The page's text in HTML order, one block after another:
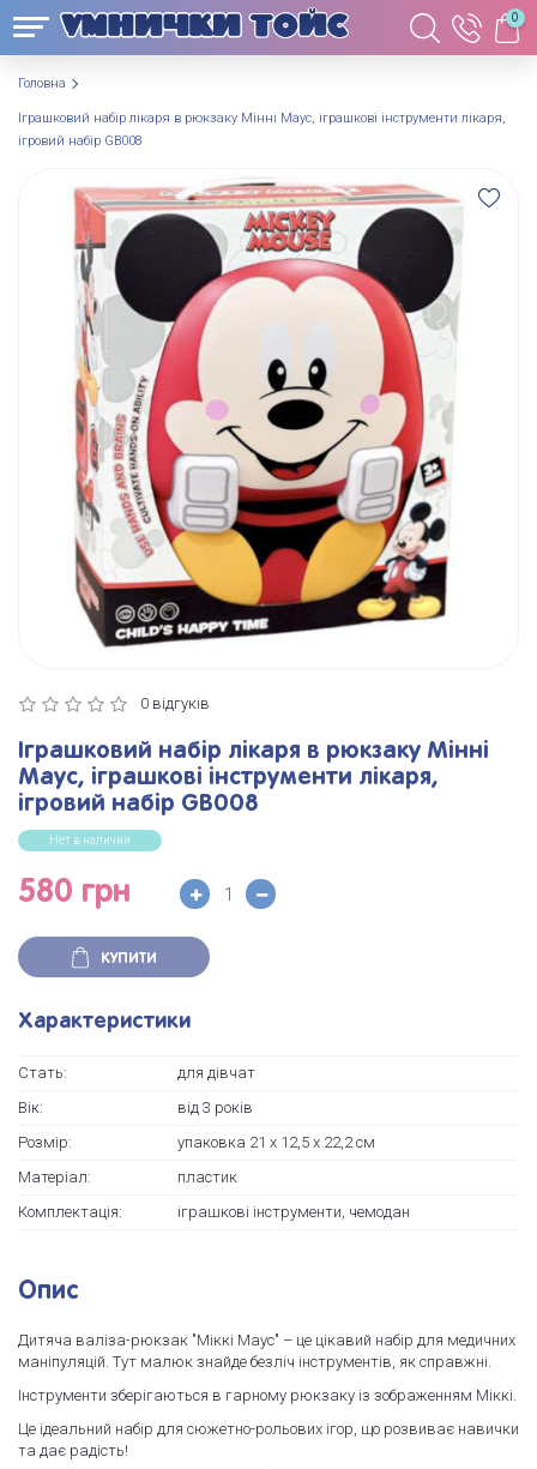
0
Головна
Іграшковий набір лікаря в рюкзаку Мінні Маус, іграшкові інструменти лікаря,
ігровий набір GB008
0 відгуків
Іграшковий набір лікаря в рюкзаку Мінні
Маус, іграшкові інструменти лікаря,
ігровий набір GB008
Нет в наличии
580 грн
КУПИТИ
Характеристики
Стать:
для дівчат
Вік:
від 3 років
Розмір:
упаковка 21 х 12,5 х 22,2 см
Матеріал:
пластик
Комплектація:
іграшкові інструменти, чемодан
Опис
Дитяча валіза-рюкзак "Міккі Маус" – це цікавий набір для медичних
маніпуляцій. Тут малюк знайде безліч інструментів, як справжні.
Інструменти зберігаються в гарному рюкзаку із зображенням Міккі.
Це ідеальний набір для сюжетно-рольових ігор, що розвиває навички
та дає радість!